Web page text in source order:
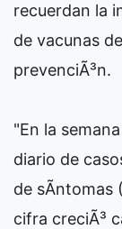
recuerdan la
de vacunas
prevenciÃ³n.
"En la
diario de
de sÃ­ntomas
cifra creciÃ³